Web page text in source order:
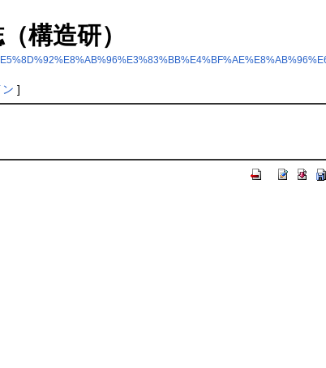
構造研）
ン ]